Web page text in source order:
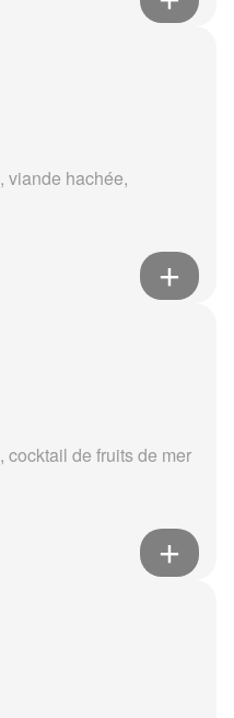
viande hachée,
cocktail de fruits de mer